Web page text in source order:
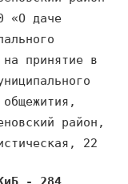
«О даче
на принятие в
район,
22